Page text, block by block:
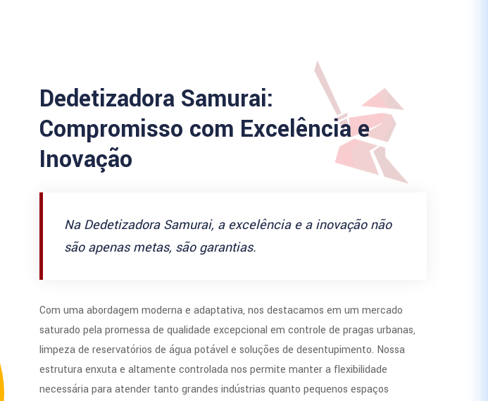
Dedetizadora Samurai:
Compromisso com Excelência e
Inovação
Na Dedetizadora Samurai, a excelência e a inovação não
são apenas metas, são garantias.
Com uma abordagem moderna e adaptativa, nos destacamos em um mercado
saturado pela promessa de qualidade excepcional em controle de pragas urbanas,
limpeza de reservatórios de água potável e soluções de desentupimento. Nossa
estrutura enxuta e altamente controlada nos permite manter a flexibilidade
necessária para atender tanto grandes indústrias quanto pequenos espaços